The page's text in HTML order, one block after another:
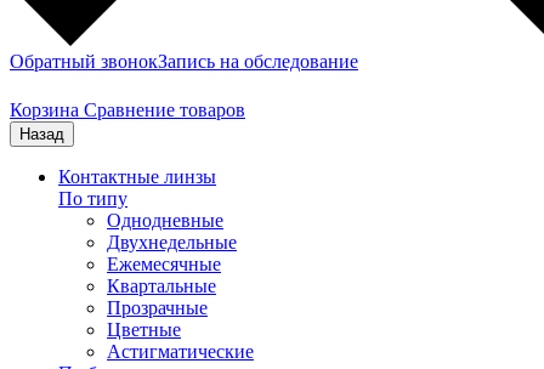
Обратный звонокЗапись на обследование
Корзина Сравнение товаров
Назад
Контактные линзы
По типу
Однодневные
Двухнедельные
Ежемесячные
Квартальные
Прозрачные
Цветные
Астигматические